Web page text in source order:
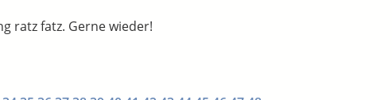
ratz fatz. Gerne wieder!